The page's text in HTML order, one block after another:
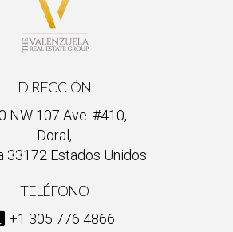
DIRECCIÓN
NW 107 Ave. #410,
Doral,
33172 Estados Unidos
TELÉFONO
+1 305 776 4866